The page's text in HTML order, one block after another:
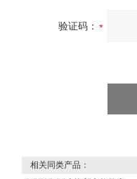
验证码：
相关同类产品：